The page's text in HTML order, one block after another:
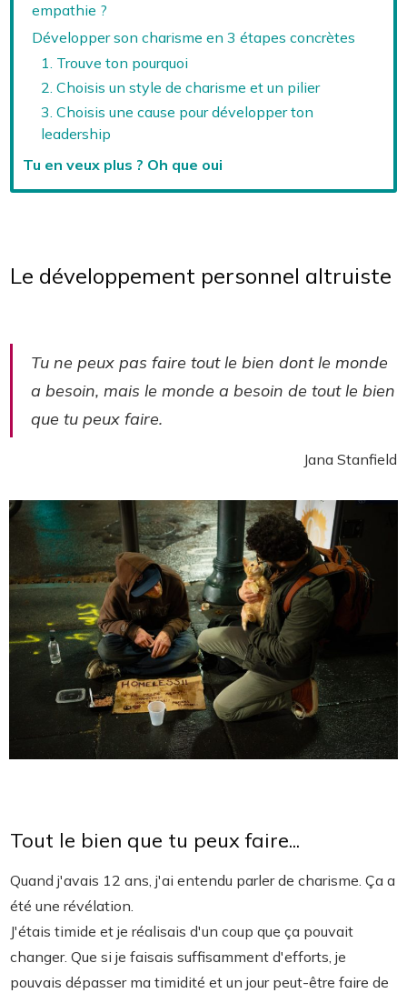
empathie ?
Développer son charisme en 3 étapes concrètes
1. Trouve ton pourquoi
2. Choisis un style de charisme et un pilier
3. Choisis une cause pour développer ton
leadership
Tu en veux plus ? Oh que oui
Le développement personnel altruiste
Tu ne peux pas faire tout le bien dont le monde
a besoin, mais le monde a besoin de tout le bien
que tu peux faire.
Jana Stanfield
Tout le bien que tu peux faire...
Quand j'avais 12 ans, j'ai entendu parler de charisme. Ça a
été une révélation.
J'étais timide et je réalisais d'un coup que ça pouvait
changer. Que si je faisais suffisamment d'efforts, je
pouvais dépasser ma timidité et un jour peut-être faire de